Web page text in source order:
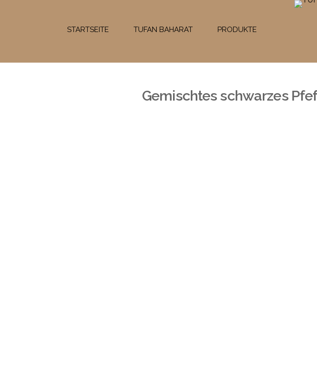
STARTSEITE TUFAN BAHARAT PRODUKTE
Gemischtes schwarzes